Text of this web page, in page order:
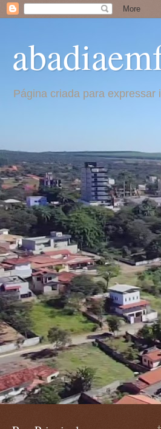
Página criada para